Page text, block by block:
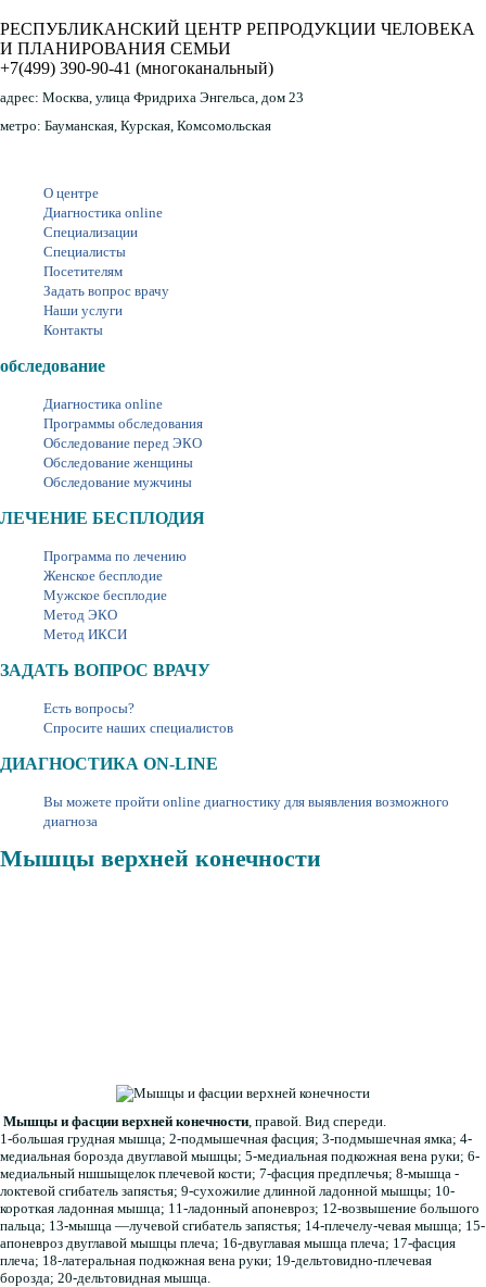
РЕСПУБЛИКАНСКИЙ ЦЕНТР РЕПРОДУКЦИИ ЧЕЛОВЕКА
И ПЛАНИРОВАНИЯ СЕМЬИ
+7(499) 390-90-41 (многоканальный)
адрес: Москва, улица Фридриха Энгельса, дом 23
метро: Бауманская, Курская, Комсомольская
О центре
Диагностика online
Специализации
Специалисты
Посетителям
Задать вопрос врачу
Наши услуги
Контакты
обследование
Диагностика online
Программы обследования
Обследование перед ЭКО
Обследование женщины
Обследование мужчины
ЛЕЧЕНИЕ БЕСПЛОДИЯ
Программа по лечению
Женское бесплодие
Мужское бесплодие
Метод ЭКО
Метод ИКСИ
ЗАДАТЬ ВОПРОС ВРАЧУ
Есть вопросы?
Спросите наших специалистов
ДИАГНОСТИКА ON-LINE
Вы можете пройти online диагностику для выявления возможного
диагноза
Мышцы верхней конечности
Мышцы и фасции верхней конечности, правой. Вид спереди.
1-большая грудная мышца; 2-подмышечная фасция; 3-подмышечная ямка; 4-
медиальная борозда двуглавой мышцы; 5-медиальная подкожная вена руки; 6-
медиальный ншшыщелок плечевой кости; 7-фасция предплечья; 8-мышца -
локтевой сгибатель запястья; 9-сухожилие длинной ладонной мышцы; 10-
короткая ладонная мышца; 11-ладонный апоневроз; 12-возвышение большого
пальца; 13-мышца —лучевой сгибатель запястья; 14-плечелу-чевая мышца; 15-
апоневроз двуглавой мышцы плеча; 16-двуглавая мышца плеча; 17-фасция
плеча; 18-латеральная подкожная вена руки; 19-дельтовидно-плечевая
борозда; 20-дельтовидная мышца.